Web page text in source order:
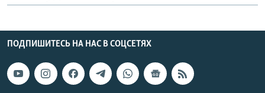
ПОДПИШИТЕСЬ НА НАС В СОЦСЕТЯХ